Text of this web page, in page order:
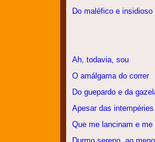
Do maléfico e insidioso
Ah, todavia, sou
O amálgama do correr
Do guepardo e da
Apesar das
Que me lancinam e